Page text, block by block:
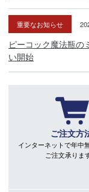
重要なお知らせ
ピーコック魔法瓶の
い開始
ご注文方
インターネットで年中
ご注文承ります